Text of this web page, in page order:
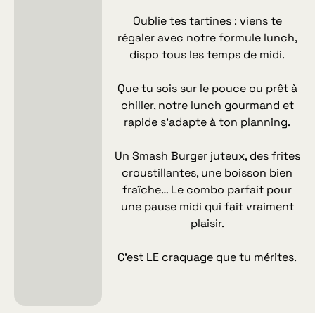
Oublie tes tartines : viens te
régaler avec notre formule lunch,
dispo tous les temps de midi.
Que tu sois sur le pouce ou prêt à
chiller, notre lunch gourmand et
rapide s’adapte à ton planning.
Un Smash Burger juteux, des frites
croustillantes, une boisson bien
fraîche… Le combo parfait pour
une pause midi qui fait vraiment
plaisir.
C’est LE craquage que tu mérites.